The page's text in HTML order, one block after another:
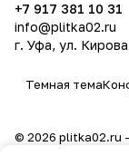
+7 917 381 10 31
info@plitka02.ru
г. Уфа, ул.
Темная тема
© 2026 plitka02.ru